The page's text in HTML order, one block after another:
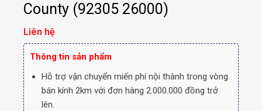
County (92305 26000)
Liên hệ
Thông tin sản phẩm
Hỗ trợ vận chuyển miến phí nội thành trong vòng
bán kính 2km với đơn hàng 2.000.000 đồng trở
lên.